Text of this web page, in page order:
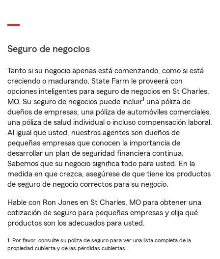
Seguro de negocios
Tanto si su negocio apenas está comenzando, como si está
creciendo o madurando, State Farm le proveerá con
opciones inteligentes para seguro de negocios en St Charles,
MO. Su seguro de negocios puede incluir1 una póliza de
dueños de empresas, una póliza de automóviles comerciales,
una póliza de salud individual o incluso compensación laboral.
Al igual que usted, nuestros agentes son dueños de
pequeñas empresas que conocen la importancia de
desarrollar un plan de seguridad financiera continua.
Sabemos que su negocio significa todo para usted. En la
medida en que crezca, asegúrese de que tiene los productos
de seguro de negocio correctos para su negocio.
Hable con Ron Jones en St Charles, MO para obtener una
cotización de seguro para pequeñas empresas y elija qué
productos son los adecuados para usted.
1. Por favor, consulte su póliza de seguro para ver una lista completa de la
propiedad cubierta y de las pérdidas cubiertas.